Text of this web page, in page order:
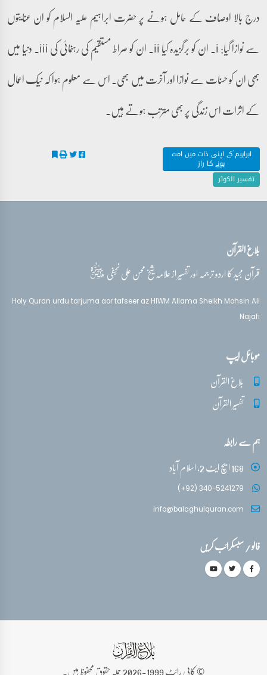
درج بالا اوصاف کے حامل ہونے پر حضرت ابراہیم علیہ السلام کو ان عنایتوں
سے نوازا گیا: i۔ ان کو برگزیدہ کیا ii۔ ان کو صراط مستقیم کی رہنمائی کی iii۔ دنیا میں
بھی ان کو حسنات سے نوازا اور آخرت میں بھی۔ اس سے معلوم ہوا کہ نیک اعمال
کے اثرات اس زندگی پر بھی مترتب ہوتے ہیں۔
ابراہیم ؑکے اپنی ذات میں امت
ہونے کا راز
تفسیر الکوثر
بلاغ القرآن
قرآن مجید کا اردو ترجمہ اور تفسیر از علامہ شیخ محسن علی نجفیقدس‌سره
Holy Quran urdu tarjuma aor tafseer az HIWM Allama Sheikh Mohsin Ali
Najafi
موبائل ایپ
بلاغ القرآن
تفسیر القرآن
ہم سے رابطہ
168 ایچ ایٹ 2، اسلام آباد
(+92) 340-5241279
info@balaghulquran.com
فالو / سبسکرائب کریں